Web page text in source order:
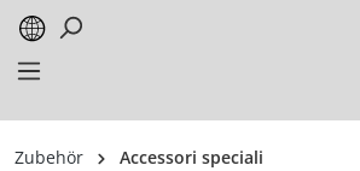
springen
Zubehör Accessori speciali